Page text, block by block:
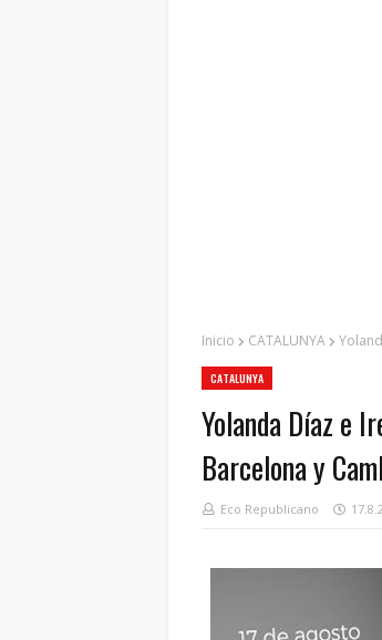
Inicio CATALUNYA
CATALUNYA
Yolanda Díaz e
Barcelona y
Eco Republicano